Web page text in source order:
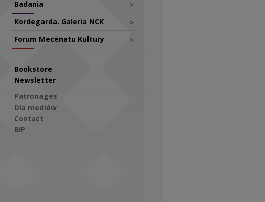
Badania >
Kordegarda. Galeria NCK >
Forum Mecenatu Kultury >
Bookstore
Newsletter
Patronages
Dla mediów
Contact
BIP